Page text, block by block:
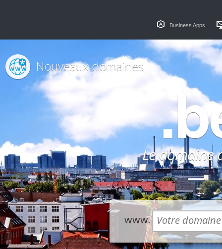
Business Apps
Le domaine
Nouveaux domaines
www.